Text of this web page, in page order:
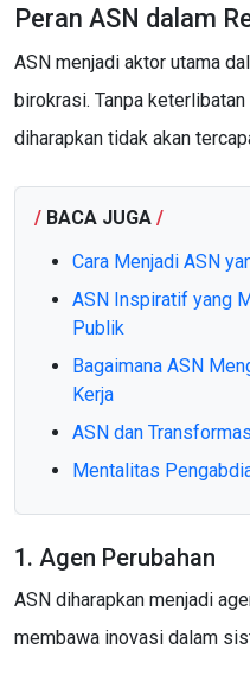
Peran ASN dalam
ASN menjadi aktor utama
birokrasi. Tanpa
diharapkan tidak akan
/ BACA JUGA /
Cara Menjadi ASN
ASN Inspiratif yang
Publik
Bagaimana ASN
Kerja
ASN dan
Mentalitas
1. Agen Perubahan
ASN diharapkan menjadi
membawa inovasi dalam